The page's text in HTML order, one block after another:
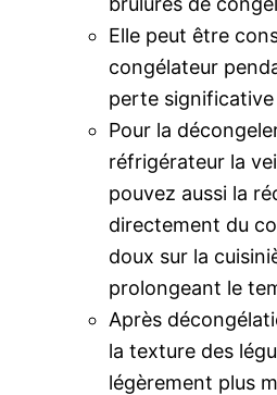
Elle peut être
congélateur
perte significative
Pour la
réfrigérateur la
pouvez aussi la
directement du
doux sur la
prolongeant le
Après
la texture des
légèrement plus